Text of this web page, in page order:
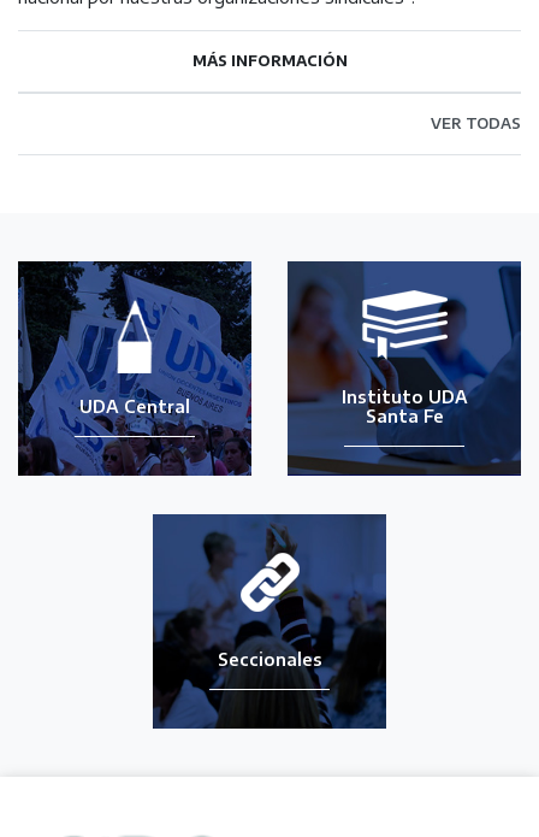
MÁS INFORMACIÓN
VER TODAS
UDA Central
Instituto UDA
Santa Fe
Seccionales